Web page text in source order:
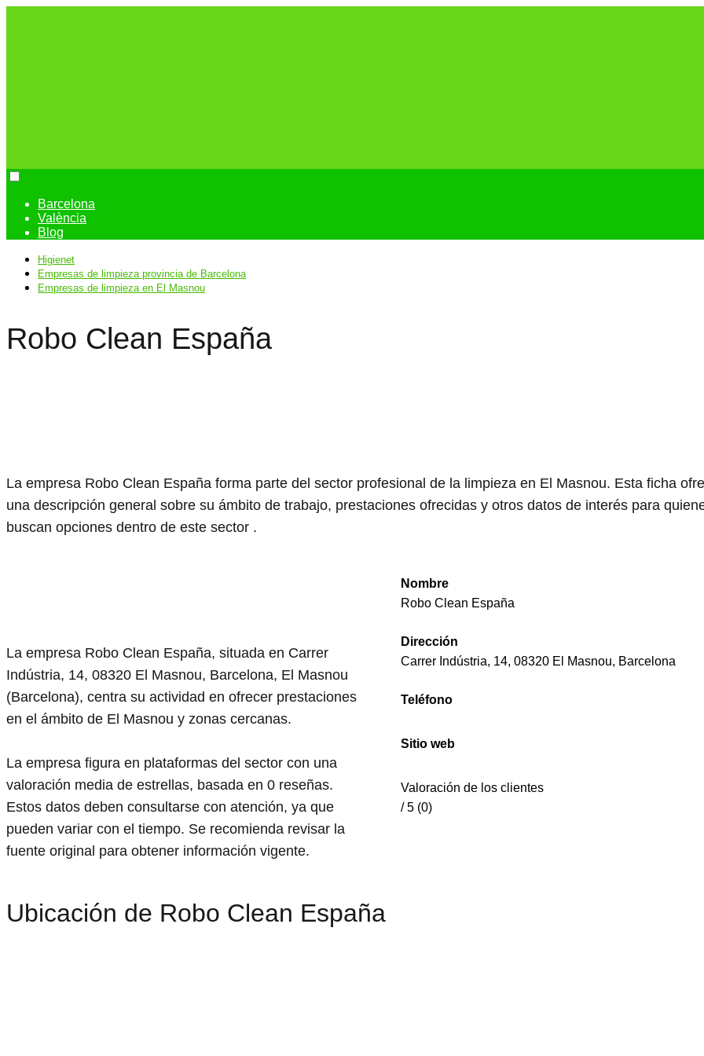
Barcelona
València
Blog
Higienet
Empresas de limpieza provincia de Barcelona
Empresas de limpieza en El Masnou
Robo Clean España
La empresa Robo Clean España forma parte del sector profesional de la limpieza en El Masnou. Esta ficha
una descripción general sobre su ámbito de trabajo, prestaciones ofrecidas y otros datos de interés para
buscan opciones dentro de este sector .
La empresa Robo Clean España, situada en Carrer
Indústria, 14, 08320 El Masnou, Barcelona, El Masnou
(Barcelona), centra su actividad en ofrecer prestaciones
en el ámbito de El Masnou y zonas cercanas.
La empresa figura en plataformas del sector con una
valoración media de estrellas, basada en 0 reseñas.
Estos datos deben consultarse con atención, ya que
pueden variar con el tiempo. Se recomienda revisar la
fuente original para obtener información vigente.
Nombre
Robo Clean España
Dirección
Carrer Indústria, 14, 08320 El Masnou, Barcelona
Teléfono
Sitio web
Valoración de los clientes
/ 5 (0)
Ubicación de Robo Clean España